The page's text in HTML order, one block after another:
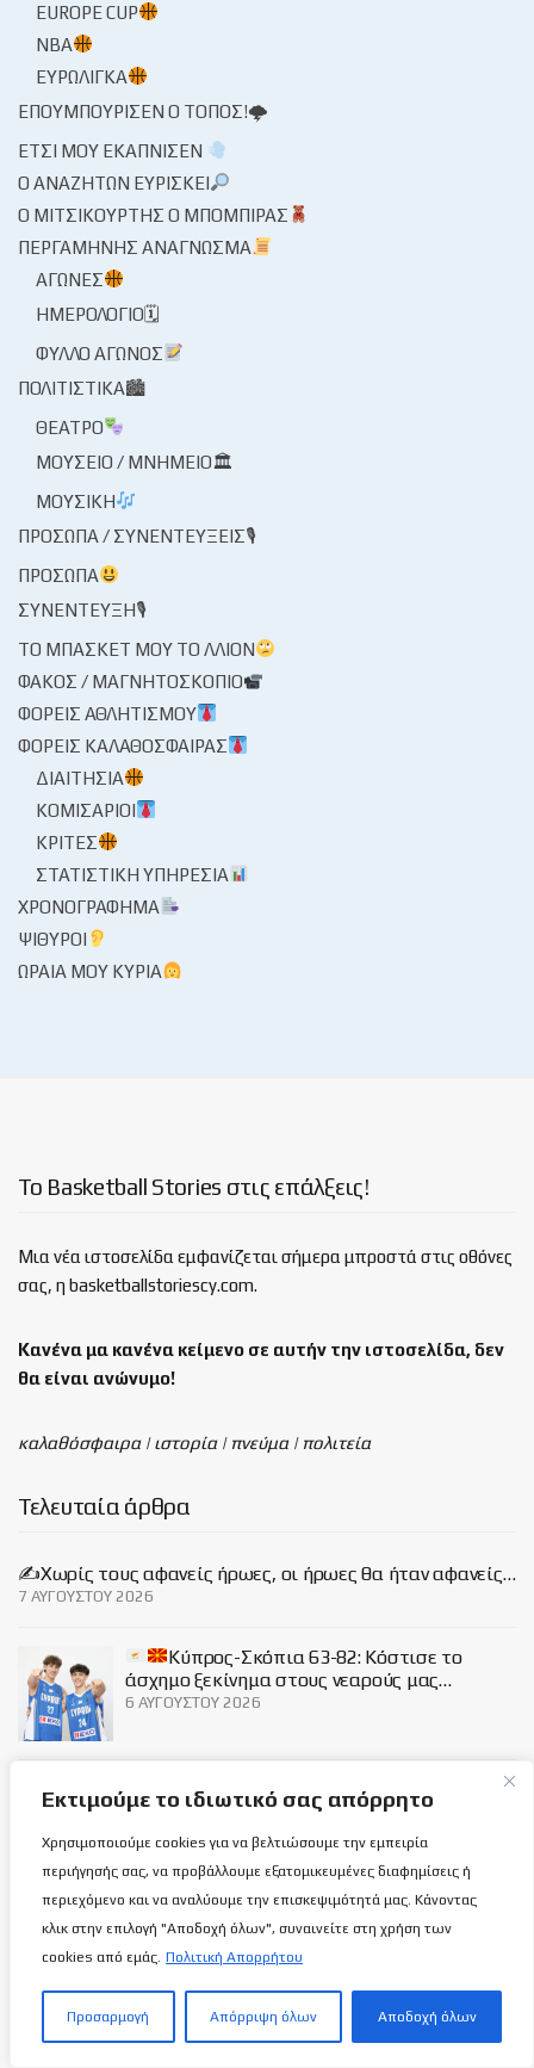
Εκτιμούμε το ιδιωτικό σας απόρρητο
Χρησιμοποιούμε cookies για να βελτιώσουμε την εμπειρία
περιήγησής σας, να προβάλλουμε εξατομικευμένες διαφημίσεις ή
περιεχόμενο και να αναλύουμε την επισκεψιμότητά μας. Κάνοντας
κλικ στην επιλογή "Αποδοχή όλων", συναινείτε στη χρήση των
cookies από εμάς. Πολιτική Απορρήτου
Προσαρμογή Απόρριψη όλων Αποδοχή όλων
EUROPE CUP
NBA
ΕΥΡΩΛΊΓΚΑ
ΕΠΟΥΜΠΟΎΡΙΣΕΝ Ο ΤΌΠΟΣ!🌩
ΈΤΣΙ ΜΟΥ ΕΚΆΠΝΙΣΕΝ
Ο ΑΝΑΖΗΤΏΝ ΕΥΡΊΣΚΕΙ
Ο ΜΙΤΣΙΚΟΥΡΤΉΣ Ο ΜΠΌΜΠΙΡΑΣ
ΠΕΡΓΑΜΗΝΉΣ ΑΝΆΓΝΩΣΜΑ
ΑΓΏΝΕΣ
ΗΜΕΡΟΛΌΓΙΟ🗓
ΦΎΛΛΟ ΑΓΏΝΟΣ
ΠΟΛΙΤΙΣΤΙΚΆ🏙
ΘΈΑΤΡΟ
ΜΟΥΣΕΊΟ / ΜΝΗΜΕΊΟ🏛
ΜΟΥΣΙΚΉ
ΠΡΌΣΩΠΑ / ΣΥΝΕΝΤΕΎΞΕΙΣ🎙
ΠΡΌΣΩΠΑ
ΣΥΝΈΝΤΕΥΞΗ🎙
ΤΟ ΜΠΆΣΚΕΤ ΜΟΥ ΤΟ ΛΛΊΟΝ
ΦΑΚΌΣ / ΜΑΓΝΗΤΟΣΚΌΠΙΟ
ΦΟΡΕΊΣ ΑΘΛΗΤΙΣΜΟΎ
ΦΟΡΕΊΣ ΚΑΛΑΘΌΣΦΑΙΡΑΣ
ΔΙΑΙΤΗΣΊΑ
ΚΟΜΙΣΆΡΙΟΙ
ΚΡΙΤΈΣ
ΣΤΑΤΙΣΤΙΚΉ ΥΠΗΡΕΣΊΑ
ΧΡΟΝΟΓΡΆΦΗΜΑ
ΨΊΘΥΡΟΙ
ΩΡΑΊΑ ΜΟΥ ΚΥΡΊΑ
Το Basketball Stories στις επάλξεις!
Μια νέα ιστοσελίδα εμφανίζεται σήμερα μπροστά στις οθόνες
σας, η basketballstoriescy.com.
Κανένα μα κανένα κείμενο σε αυτήν την ιστοσελίδα, δεν
θα είναι ανώνυμο!
καλαθόσφαιρα | ιστορία | πνεύμα | πολιτεία
Τελευταία άρθρα
✍️Χωρίς τους αφανείς ήρωες, οι ήρωες θα ήταν αφανείς…
7 ΑΥΓΟΎΣΤΟΥ 2026
Κύπρος-Σκόπια 63-82: Κόστισε το
άσχημο ξεκίνημα στους νεαρούς μας…
6 ΑΥΓΟΎΣΤΟΥ 2026
Εθνική Γυναικών Κ16: Η τελική 12αδα
ενόψει των δικών της υποχρεώσεων!
6 ΑΥΓΟΎΣΤΟΥ 2026
Social